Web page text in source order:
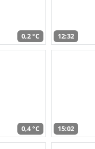
0,2 °C 12:32
0,4 °C 15:02